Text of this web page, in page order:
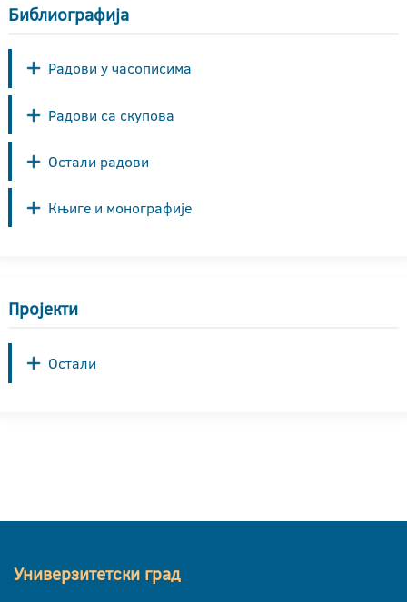
Библиографија
Радови у часописима
Радови са скупова
Остали радови
Књиге и монографије
Пројекти
Остали
Универзитетски град